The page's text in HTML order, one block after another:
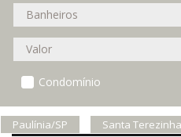
Condomínio
Paulínia/SP Santa